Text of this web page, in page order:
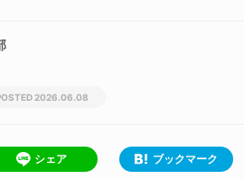
2026.06.08
シェア ブックマーク